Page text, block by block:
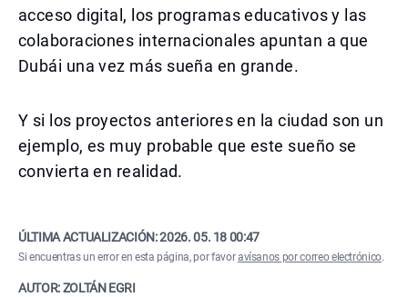
acceso digital, los programas educativos y las
colaboraciones internacionales apuntan a que
Dubái una vez más sueña en grande.
Y si los proyectos anteriores en la ciudad son un
ejemplo, es muy probable que este sueño se
convierta en realidad.
ÚLTIMA ACTUALIZACIÓN:2026. 05. 18 00:47
Si encuentras un error en esta página, por favoravísanos por correo electrónico.
AUTOR: ZOLTÁN EGRI